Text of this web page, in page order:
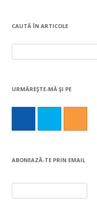
CAUTĂ ÎN ARTICOLE
for:
URMĂREŞTE-MĂ ŞI PE
ABONEAZĂ-TE PRIN EMAIL